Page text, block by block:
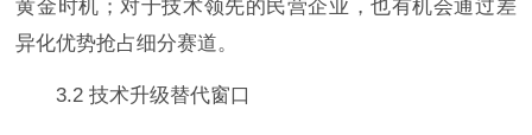
黄金时机；对于技术领先的民营企业，也有机会通过差
异化优势抢占细分赛道。
3.2 技术升级替代窗口